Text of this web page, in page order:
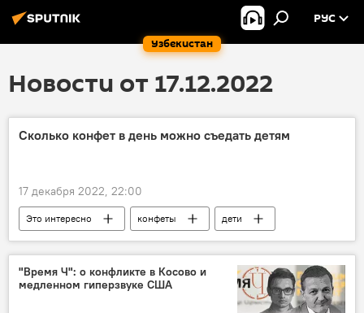
Узбекистан
РУС
Новости от 17.12.2022
Сколько конфет в день можно съедать детям
17 декабря 2022, 22:00
Это интересно конфеты
дети
праздник
здоровье
"Время Ч": о конфликте в Косово и
медленном гиперзвуке США